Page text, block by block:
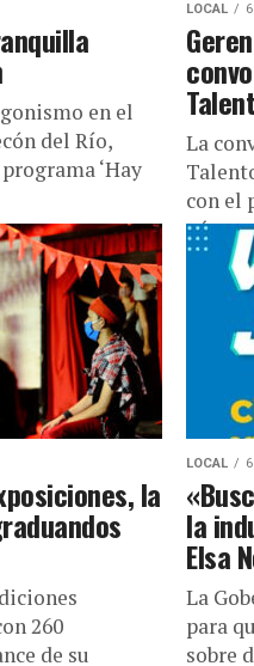
en el
del Río,
‘Hay
LOCAL
La
con el
la
260
de su
LOCAL
la
Elsa
La
para
sobre